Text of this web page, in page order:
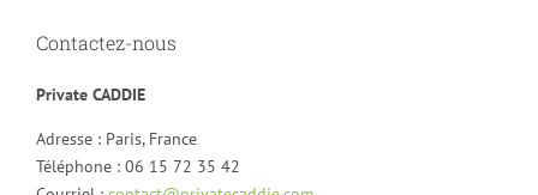
Contactez-nous
Private CADDIE
Adresse : Paris, France
Téléphone : 06 15 72 35 42